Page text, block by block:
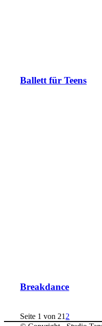
Ballett für Teens
Breakdance
Seite 1 von 21 2